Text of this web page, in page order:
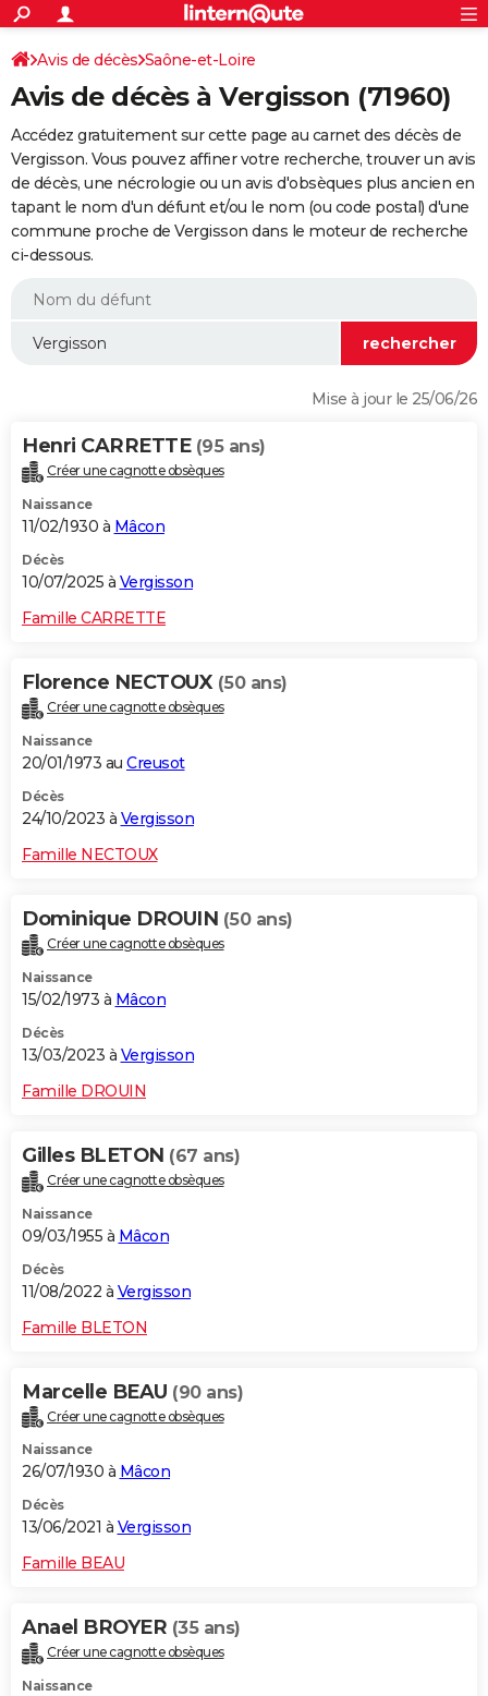
ACTUALITÉS
Politique
Société
Faits Divers
Education
Monde
Villes
+
SPORT
Coupe du monde 2026
Football
Tennis
Cyclisme
Rugby
Forum
Programme TV
TNT
Streaming
Cinéma
Sorties cinéma
Musique
+
FINANCE
Retraite
Epargne
Immobilier
Risques naturels par ville
Assurance
AUTO
Essais
Réserver un essai
Citadines
Berlines
SUV
Forum auto
+HIGH-TECH
BRICOLAGE
WEEK-END
Alimentation
Guide de la santé
Maladies
Médicaments
Sommeil
VOYAGE
Destinations
City break
Voyage nature
Voyage de noces
Forum
Climat
+PHOTO
GUIDES D'ACHAT
Carte de Noël
Carte Bonne année
Carte Saint-Valentin
Carte Pâques
Carte d'anniversaire
DICTIONNAIRE
Dictionnaire
Biographies
Citations
Expressions
Proverbes
PROGRAMME TV
S'inscrire
Se connecter
Lycées
Collèges
Primaires
Universités
Entreprises
Service militaire
Avis de recherche
AVIS DE DÉCÈS
FORUM
Bricolage
Television
S'inscrire
Connexion
Avis de décès Saône-et-Loire
Avis de décès à Vergisson (71960)
Accédez gratuitement sur cette page au carnet des décès de
Vergisson. Vous pouvez affiner votre recherche, trouver un avis
de décès, une nécrologie ou un avis d'obsèques plus ancien en
tapant le nom d'un défunt et/ou le nom (ou code postal) d'une
commune proche de Vergisson dans le moteur de recherche
ci-dessous.
Mise à jour le 25/06/26
Henri CARRETTE (95 ans)
Créer une cagnotte obsèques
Naissance
11/02/1930 à Mâcon
Décès
10/07/2025 à Vergisson
Famille CARRETTE
Florence NECTOUX (50 ans)
Créer une cagnotte obsèques
Naissance
20/01/1973 au Creusot
Décès
24/10/2023 à Vergisson
Famille NECTOUX
Dominique DROUIN (50 ans)
Créer une cagnotte obsèques
Naissance
15/02/1973 à Mâcon
Décès
13/03/2023 à Vergisson
Famille DROUIN
Gilles BLETON (67 ans)
Créer une cagnotte obsèques
Naissance
09/03/1955 à Mâcon
Décès
11/08/2022 à Vergisson
Famille BLETON
Marcelle BEAU (90 ans)
Créer une cagnotte obsèques
Naissance
26/07/1930 à Mâcon
Décès
13/06/2021 à Vergisson
Famille BEAU
Anael BROYER (35 ans)
Créer une cagnotte obsèques
Naissance